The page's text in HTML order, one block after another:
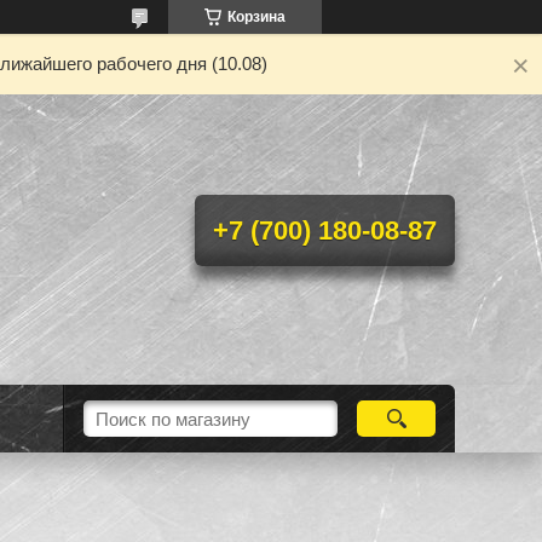
Корзина
рабочего дня (10.08)
+7 (700) 180-08-87